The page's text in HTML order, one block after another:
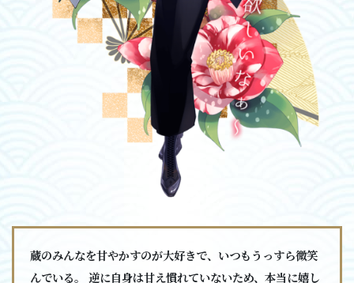
蔵のみんなを甘やかすのが大好きで、いつもうっすら微笑
んでいる。 逆に自身は甘え慣れていないため、本当に嬉し